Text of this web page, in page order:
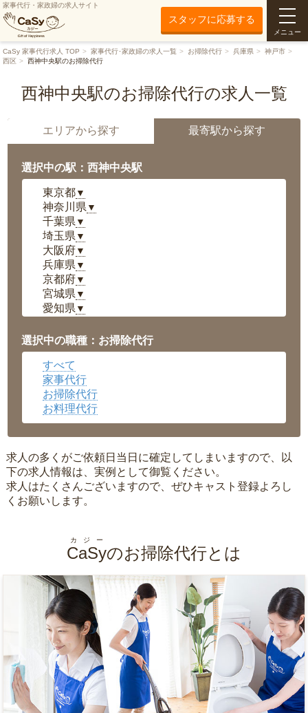
家事代行・家政婦の求人サイト
スタッフに応募する
メニュー
CaSy 家事代行求人 TOP 家事代行･家政婦の求人一覧 お掃除代行 兵庫県
神戸市
西区
西神中央駅のお掃除代行
西神中央駅のお掃除代行の求人一覧
エリアから探す 最寄駅から探す
選択中の駅：西神中央駅
東京都▼
神奈川県 ▼
千葉県 ▼
埼玉県 ▼
大阪府▼
兵庫県 ▼
京都府▼
宮城県 ▼
愛知県 ▼
岡山県▼
広島県▼
沖縄県
選択中の職種：お掃除代行
すべて
家事代行
お掃除代行
お料理代行
求人の多くがご依頼日当日に確定してしまいますので、以
下の求人情報は、実例として御覧ください。
求人はたくさんございますので、ぜひキャスト登録よろし
くお願いします。
CaSy
カジー
のお掃除代行とは